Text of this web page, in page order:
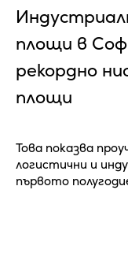
площи в
рекордно
площи
Това показва
логистични и
първото